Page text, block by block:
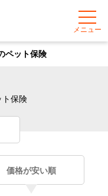
メニュー
ペット保険
ト保険
価格が安い順